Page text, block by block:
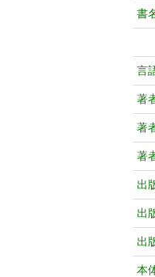
書
言
著
著
著
出
出
出
本